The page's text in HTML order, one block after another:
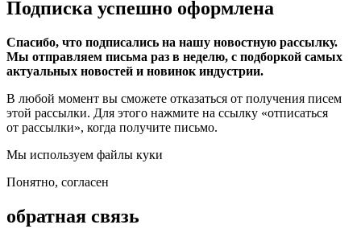
Подписка успешно оформлена
Спасибо, что подписались на нашу новостную рассылку.
Мы отправляем письма раз в неделю, с подборкой самых
актуальных новостей и новинок индустрии.
В любой момент вы сможете отказаться от получения писем
этой рассылки. Для этого нажмите на ссылку «отписаться
от рассылки», когда получите письмо.
Мы используем файлы куки
Понятно, согласен
обратная связь